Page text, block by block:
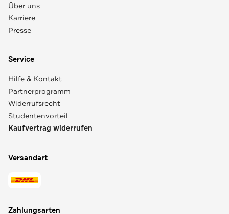
Über uns
Karriere
Presse
Service
Hilfe & Kontakt
Partnerprogramm
Widerrufsrecht
Studentenvorteil
Kaufvertrag widerrufen
Versandart
Zahlungsarten